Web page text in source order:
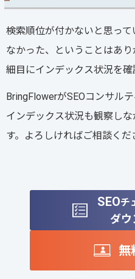
検索順位が付かないと思っ
なかった、ということはあり
細目にインデックス状況を確
BringFlowerがSEOコンサル
インデックス状況も観察し
す。よろしければご相談くだ
SEOチ
ダウ
無